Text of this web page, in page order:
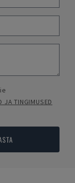
JA TINGIMUSED